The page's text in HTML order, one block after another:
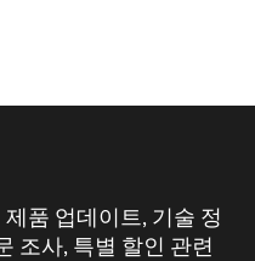
품 업데이트, 기술 정
조사, 특별 할인 관련